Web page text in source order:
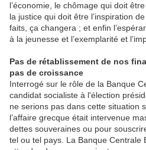
l’économie, le chômage qui doit
la justice qui doit être l’inspiration
faits, ça changera ; et enfin
à la jeunesse et l’exemplarité et
Pas de rétablissement de nos
pas de croissance
Interrogé sur le rôle de la Banque
candidat socialiste à l'élection
ne serions pas dans cette situation
l’affaire grecque était intervenue
dettes souveraines ou pour
tel ou tel pays. La Banque Centrale